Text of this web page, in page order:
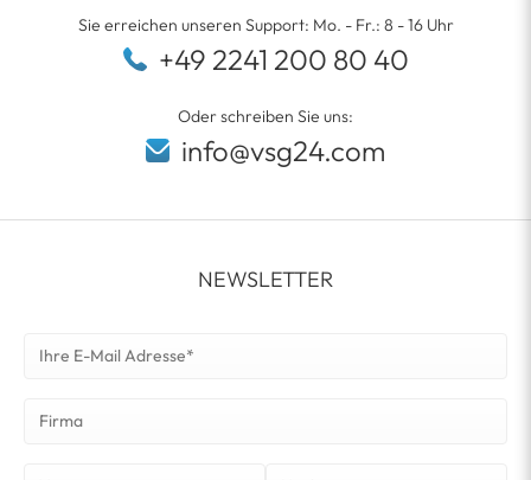
Sie erreichen unseren Support: Mo. - Fr.: 8 - 16 Uhr
+49 2241 200 80 40
Oder schreiben Sie uns:
info@vsg24.com
NEWSLETTER